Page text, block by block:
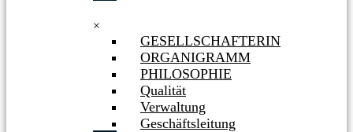
×
GESELLSCHAFTERIN
ORGANIGRAMM
PHILOSOPHIE
Qualität
Verwaltung
Geschäftsleitung